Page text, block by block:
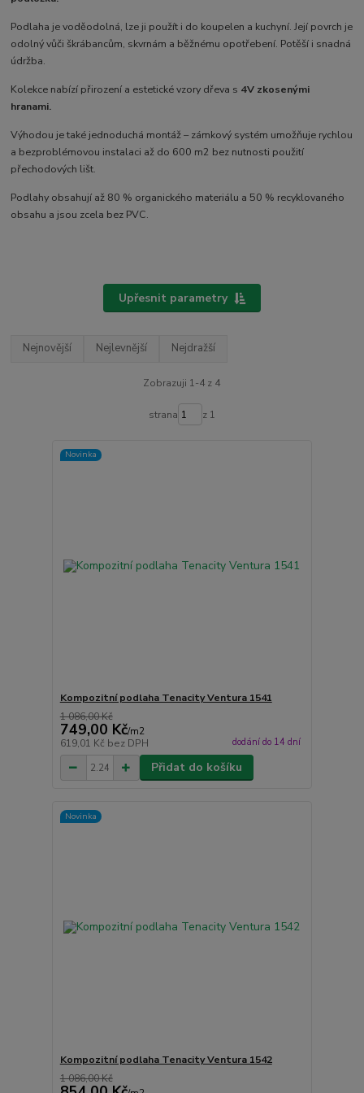
Podlaha je voděodolná, lze ji použít i do koupelen a kuchyní. Její povrch je
odolný vůči škrábancům, skvrnám a běžnému opotřebení. Potěší i snadná
údržba.
Kolekce nabízí přirození a estetické vzory dřeva s 4V zkosenými
hranami.
Výhodou je také jednoduchá montáž – zámkový systém umožňuje rychlou
a bezproblémovou instalaci až do 600 m2 bez nutnosti použití
přechodových lišt.
Podlahy obsahují až 80 % organického materiálu a 50 % recyklovaného
obsahu a jsou zcela bez PVC.
Upřesnit parametry
Nejnovější Nejlevnější Nejdražší
Zobrazuji 1-4 z 4
strana z 1
Novinka
Kompozitní podlaha Tenacity Ventura 1541
1 086,00 Kč
749,00 Kč/m2
619,01 Kč bez DPH dodání do 14 dní
Přidat do košíku
Novinka
Kompozitní podlaha Tenacity Ventura 1542
1 086,00 Kč